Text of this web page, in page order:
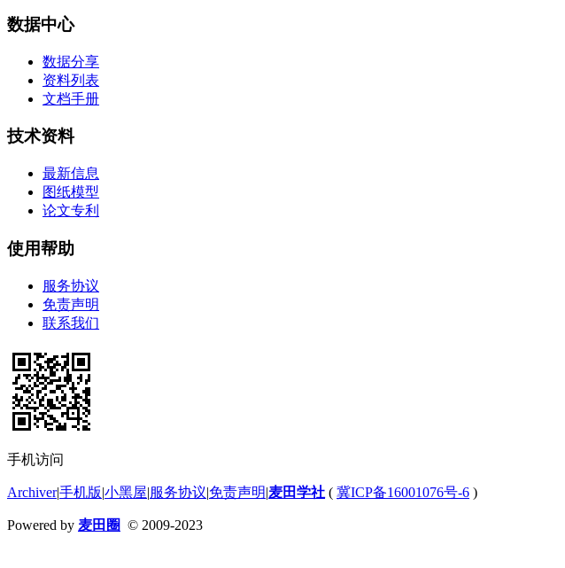
数据中心
数据分享
资料列表
文档手册
技术资料
最新信息
图纸模型
论文专利
使用帮助
服务协议
免责声明
联系我们
手机访问
Archiver|手机版|小黑屋|服务协议|免责声明|麦田学社 ( 冀ICP备16001076号-6 )
Powered by 麦田圈 © 2009-2023